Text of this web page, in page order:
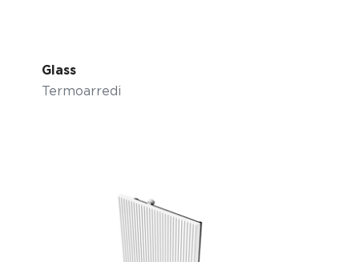
Glass
Termoarredi